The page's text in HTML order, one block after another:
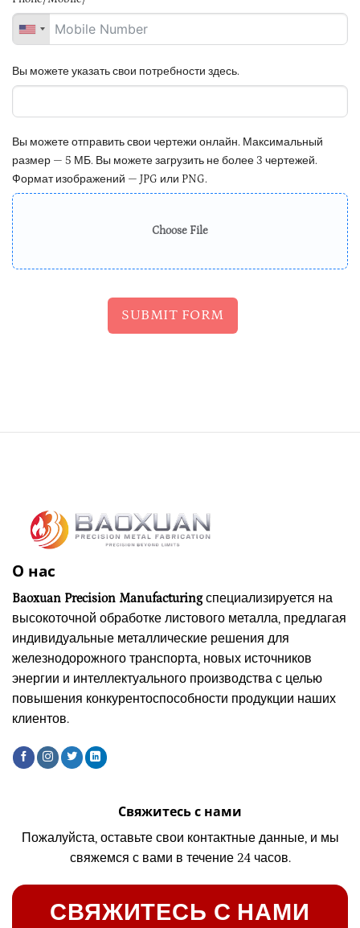
Вы можете указать свои потребности здесь.
Вы можете отправить свои чертежи онлайн. Максимальный
размер — 5 МБ. Вы можете загрузить не более 3 чертежей.
Формат изображений — JPG или PNG.
Choose File
SUBMIT FORM
О нас
Baoxuan Precision Manufacturingспециализируется на
высокоточной обработке листового металла, предлагая
индивидуальные металлические решения для
железнодорожного транспорта, новых источников
энергии и интеллектуального производства с целью
повышения конкурентоспособности продукции наших
клиентов.
Свяжитесь с нами
Пожалуйста, оставьте свои контактные данные, и мы
свяжемся с вами в течение 24 часов.
СВЯЖИТЕСЬ С НАМИ